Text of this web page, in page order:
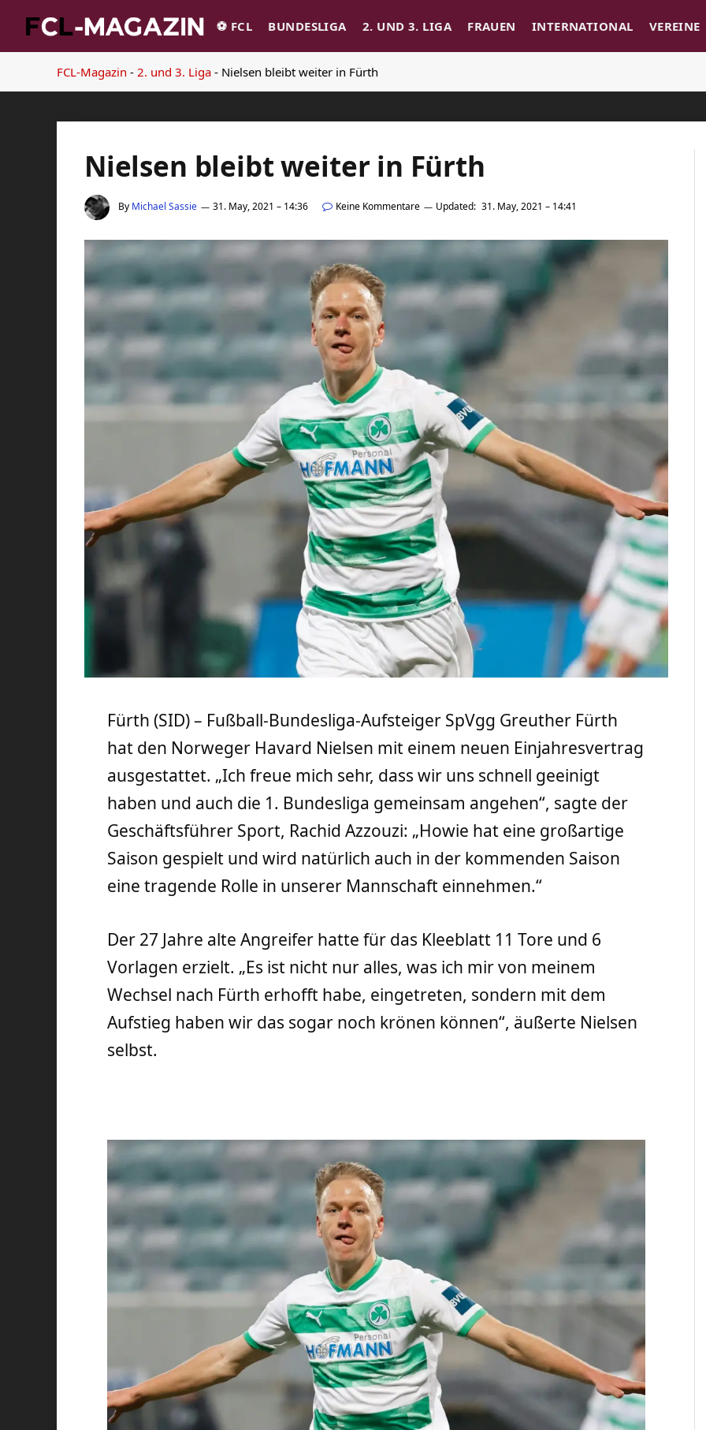
⚽️ FCL BUNDESLIGA 2. UND 3. LIGA FRAUEN INTERNATIONAL VEREINE
FCL-Magazin - 2. und 3. Liga - Nielsen bleibt weiter in Fürth
Nielsen bleibt weiter in Fürth
By Michael Sassie 31. May, 2021 – 14:36 Keine Kommentare Updated: 31. May, 2021 – 14:41
Fürth (SID) – Fußball-Bundesliga-Aufsteiger SpVgg Greuther Fürth
hat den Norweger Havard Nielsen mit einem neuen Einjahresvertrag
ausgestattet. „Ich freue mich sehr, dass wir uns schnell geeinigt
haben und auch die 1. Bundesliga gemeinsam angehen“, sagte der
Geschäftsführer Sport, Rachid Azzouzi: „Howie hat eine großartige
Saison gespielt und wird natürlich auch in der kommenden Saison
eine tragende Rolle in unserer Mannschaft einnehmen.“
Der 27 Jahre alte Angreifer hatte für das Kleeblatt 11 Tore und 6
Vorlagen erzielt. „Es ist nicht nur alles, was ich mir von meinem
Wechsel nach Fürth erhofft habe, eingetreten, sondern mit dem
Aufstieg haben wir das sogar noch krönen können“, äußerte Nielsen
selbst.